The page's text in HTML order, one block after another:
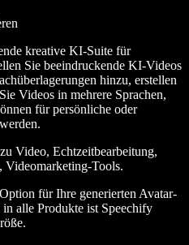
kreative KI-Suite für
Sie beeindruckende KI-Videos
hinzu, erstellen
Videos in mehrere Sprachen,
für persönliche oder
Video, Echtzeitbearbeitung,
Videomarketing-Tools.
für Ihre generierten Avatar-
alle Produkte ist Speechify